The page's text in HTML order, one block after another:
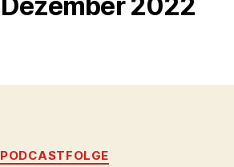
Kategorien
PODCASTFOLGE